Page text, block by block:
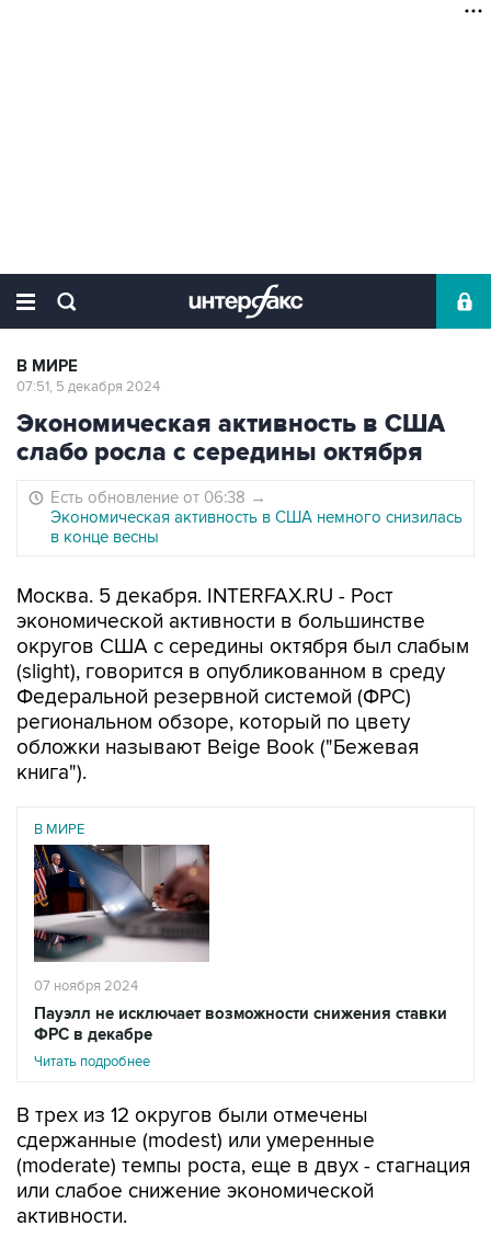
В МИРЕ
07:51, 5 декабря 2024
Экономическая активность в США
слабо росла с середины октября
Есть обновление от 06:38 →
Экономическая активность в США немного снизилась
в конце весны
Москва. 5 декабря. INTERFAX.RU - Рост
экономической активности в большинстве
округов США с середины октября был слабым
(slight), говорится в опубликованном в среду
Федеральной резервной системой (ФРС)
региональном обзоре, который по цвету
обложки называют Beige Book ("Бежевая
книга").
В МИРЕ
07 ноября 2024
Пауэлл не исключает возможности снижения ставки
ФРС в декабре
Читать подробнее
В трех из 12 округов были отмечены
сдержанные (modest) или умеренные
(moderate) темпы роста, еще в двух - стагнация
или слабое снижение экономической
активности.